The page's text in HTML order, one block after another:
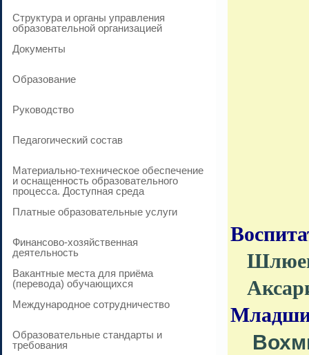
Структура и органы управления
образовательной организацией
Документы
Образование
Руководство
Педагогический состав
Материально-техническое обеспечение
и оснащенность образовательного
процесса. Доступная среда
Платные образовательные услуги
Финансово-хозяйственная
деятельность
Вакантные места для приёма
(перевода) обучающихся
Международное сотрудничество
Образовательные стандарты и
требования